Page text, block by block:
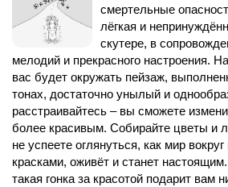
смертельные
лёгкая и
скутере, в
мелодий и прекрасного настроения.
вас будет окружать пейзаж,
тонах, достаточно унылый и
расстраивайтесь – вы сможете
более красивым. Собирайте цветы и
не успеете оглянуться, как мир
красками, оживёт и станет
такая гонка за красотой подарит вам